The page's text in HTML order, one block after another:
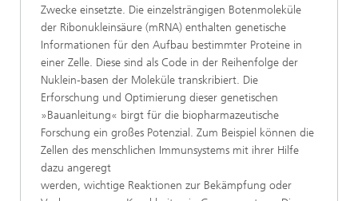
Zwecke einsetzte. Die einzelsträngigen Botenmoleküle
der Ribonukleinsäure (mRNA) enthalten genetische
Informationen für den Aufbau bestimmter Proteine in
einer Zelle. Diese sind als Code in der Reihenfolge der
Nuklein-basen der Moleküle transkribiert. Die
Erforschung und Optimierung dieser genetischen
»Bauanleitung« birgt für die biopharmazeutische
Forschung ein großes Potenzial. Zum Beispiel können die
Zellen des menschlichen Immunsystems mit ihrer Hilfe
dazu angeregt
werden, wichtige Reaktionen zur Bekämpfung oder